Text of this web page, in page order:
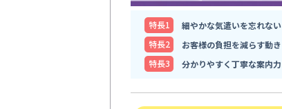
特⻑1
細やかな気遣いを忘れない
特⻑2
お客様の負担を減らす動き
特⻑3
分かりやすく丁寧な案内力